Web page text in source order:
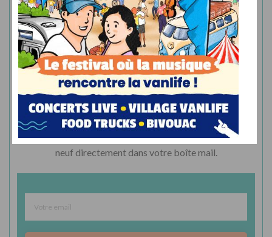
Abonnez-vous à la newsletter
Recevez le meilleur de l’actualité du camping-car
neuf directement dans votre boîte mail.